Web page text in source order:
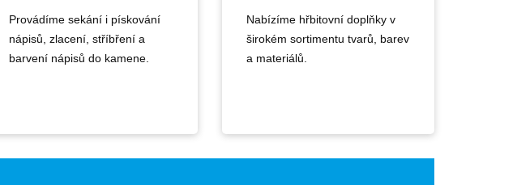
Provádíme sekání i pískování
nápisů, zlacení, stříbření a
barvení nápisů do kamene.
Nabízíme hřbitovní doplňky v
širokém sortimentu tvarů, barev
a materiálů.